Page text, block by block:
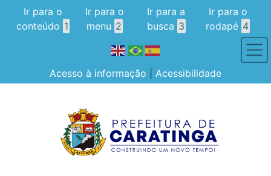
Ir para o
conteúdo 1
Ir para o
menu 2
Ir para a
busca 3
Ir para o
rodapé 4
Acesso à informação Acessibilidade